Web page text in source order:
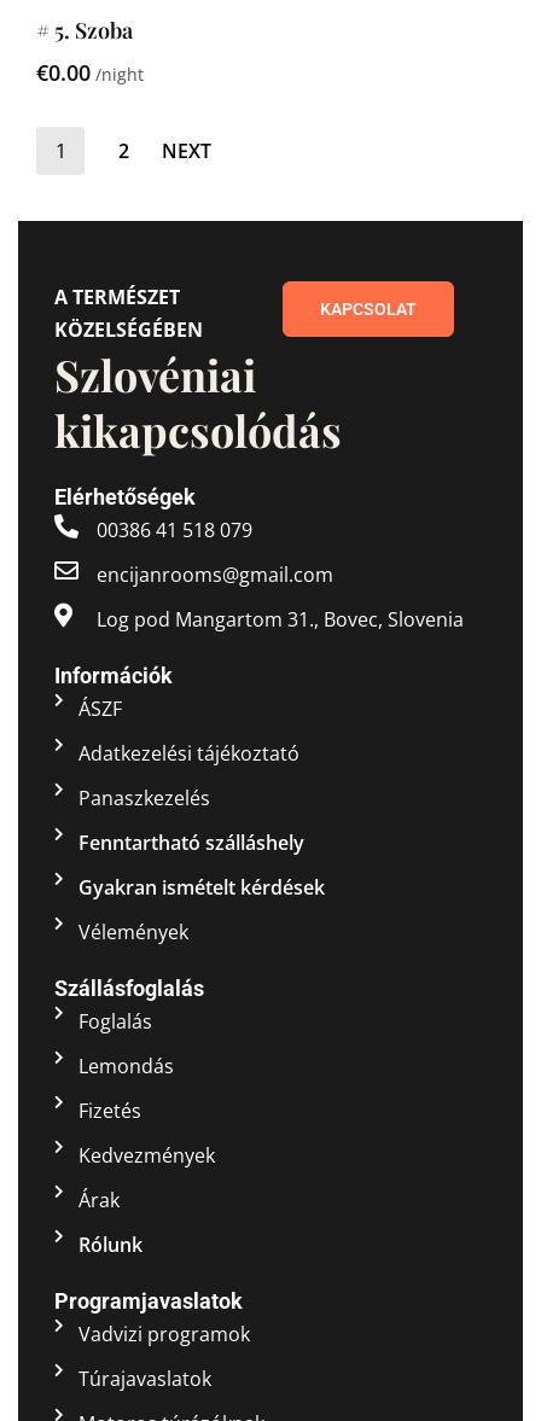
# 5. Szoba
€0.00 night
1 2 NEXT
A TERMÉSZET
KÖZELSÉGÉBEN
Szlovéniai
kikapcsolódás
KAPCSOLAT
Elérhetőségek
00386 41 518 079
encijanrooms@gmail.com
Log pod Mangartom 31., Bovec, Slovenia
Információk
ÁSZF
Adatkezelési tájékoztató
Panaszkezelés
Fenntartható szálláshely
Gyakran ismételt kérdések
Vélemények
Szállásfoglalás
Foglalás
Lemondás
Fizetés
Kedvezmények
Árak
Rólunk
Programjavaslatok
Vadvizi programok
Túrajavaslatok